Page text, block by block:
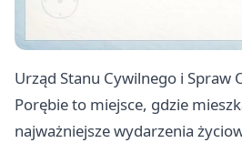
Urząd Stanu Cywilnego i Spraw
Porębie to miejsce, gdzie
najważniejsze wydarzenia